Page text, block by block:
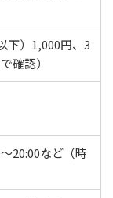
下）1,000円、3
確認）
20:00など（時